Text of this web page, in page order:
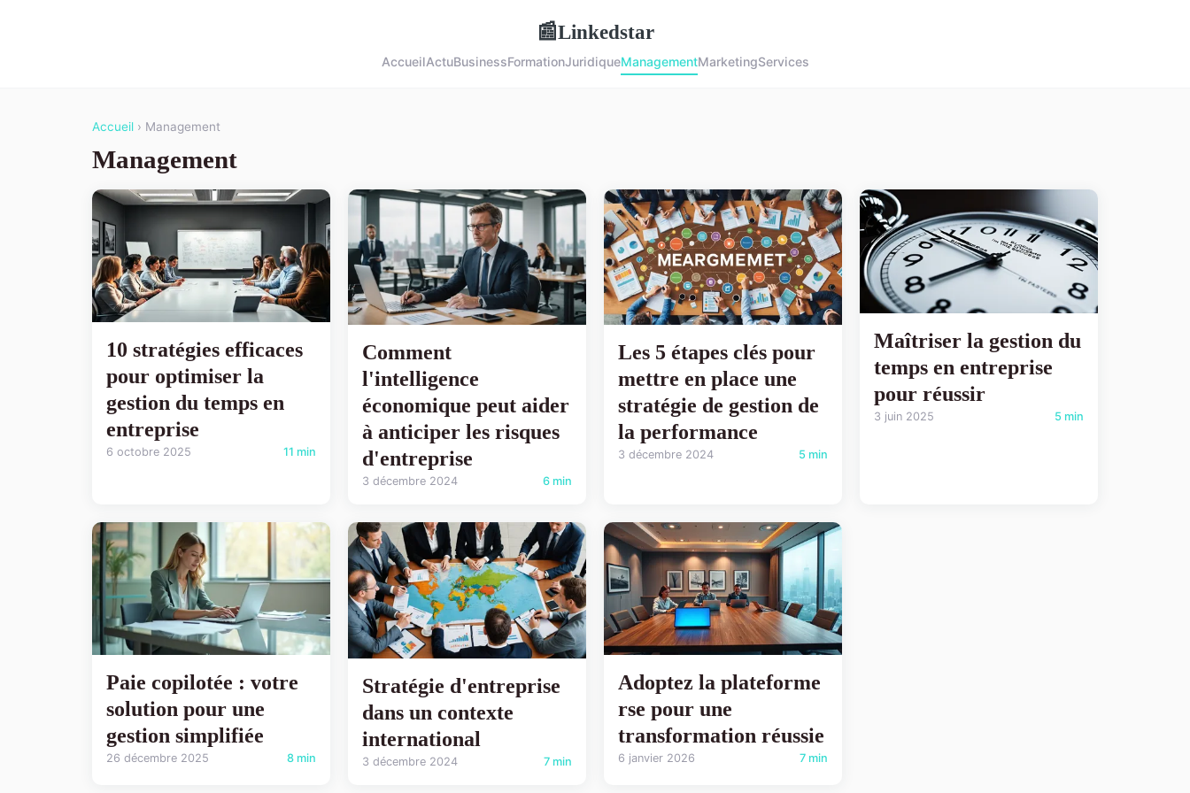
📰Linkedstar
AccueilActuBusinessFormationJuridiqueManagementMarketingServices
Accueil › Management
Management
10 stratégies efficaces
pour optimiser la
gestion du temps en
entreprise
6 octobre 2025 11 min
Comment
l'intelligence
économique peut aider
à anticiper les risques
d'entreprise
3 décembre 2024 6 min
Les 5 étapes clés pour
mettre en place une
stratégie de gestion de
la performance
3 décembre 2024 5 min
Maîtriser la gestion du
temps en entreprise
pour réussir
3 juin 2025 5 min
Paie copilotée : votre
solution pour une
gestion simplifiée
26 décembre 2025 8 min
Stratégie d'entreprise
dans un contexte
international
3 décembre 2024 7 min
Adoptez la plateforme
rse pour une
transformation réussie
6 janvier 2026 7 min